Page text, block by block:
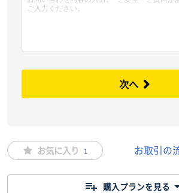
次へ
お気に入り 1 お取引の
購入プランを見る